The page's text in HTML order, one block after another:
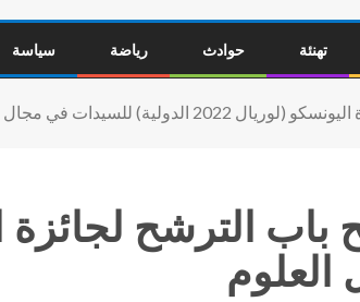
تهنئة حوادث رياضة سياسة
للسيدات في مجال العلوم